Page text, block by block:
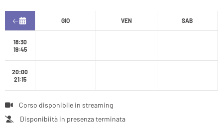
GIO VEN SAB
18:30
19:45
20:00
21:15
Corso disponibile in streaming
Disponibiità in presenza terminata